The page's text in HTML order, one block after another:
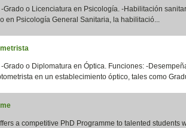
-Grado o Licenciatura en Psicología. -Habilitación
en Psicología General Sanitaria, la habilitació...
-Grado o Diplomatura en Óptica. Funciones: -
en un establecimiento óptico, tales como
a competitive PhD Programme to talented students